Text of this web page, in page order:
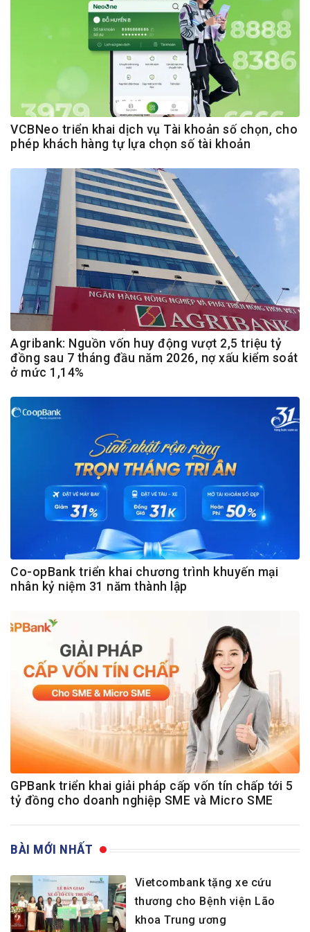
VCBNeo triển khai dịch vụ Tài khoản số chọn, cho
phép khách hàng tự lựa chọn số tài khoản
Agribank: Nguồn vốn huy động vượt 2,5 triệu tỷ
đồng sau 7 tháng đầu năm 2026, nợ xấu kiểm soát
ở mức 1,14%
Co-opBank triển khai chương trình khuyến mại
nhân kỷ niệm 31 năm thành lập
GPBank triển khai giải pháp cấp vốn tín chấp tới 5
tỷ đồng cho doanh nghiệp SME và Micro SME
BÀI MỚI NHẤT
Vietcombank tặng xe cứu
thương cho Bệnh viện Lão
khoa Trung ương